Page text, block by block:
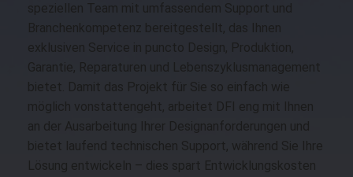
speziellen Team mit umfassendem Support und
Branchenkompetenz bereitgestellt, das Ihnen
exklusiven Service in puncto Design, Produktion,
Garantie, Reparaturen und Lebenszyklusmanagement
bietet. Damit das Projekt für Sie so einfach wie
möglich vonstattengeht, arbeitet DFI eng mit Ihnen
an der Ausarbeitung Ihrer Designanforderungen und
bietet laufend technischen Support, während Sie Ihre
Lösung entwickeln – dies spart Entwicklungskosten